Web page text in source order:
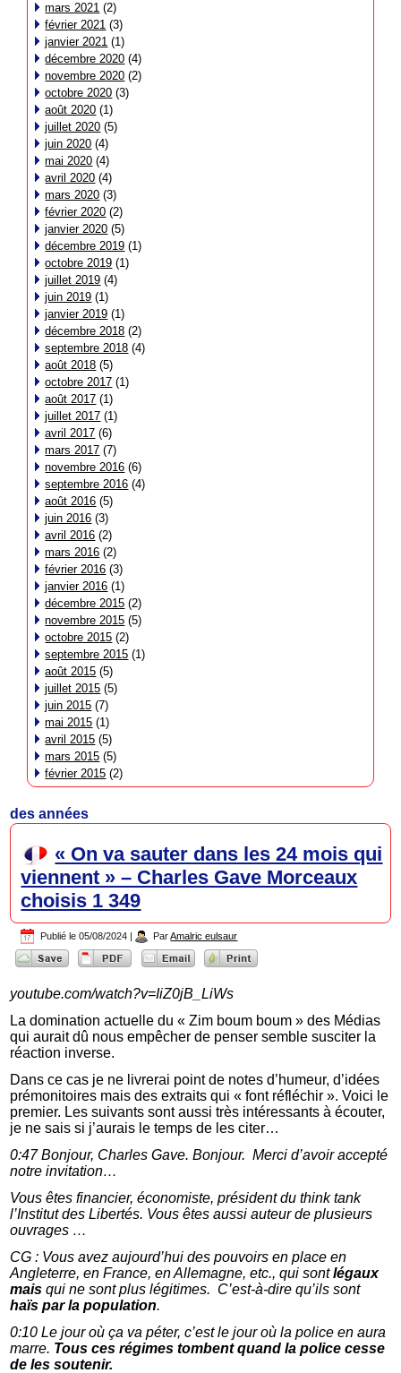
mars 2021 (2)
février 2021 (3)
janvier 2021 (1)
décembre 2020 (4)
novembre 2020 (2)
octobre 2020 (3)
août 2020 (1)
juillet 2020 (5)
juin 2020 (4)
mai 2020 (4)
avril 2020 (4)
mars 2020 (3)
février 2020 (2)
janvier 2020 (5)
décembre 2019 (1)
octobre 2019 (1)
juillet 2019 (4)
juin 2019 (1)
janvier 2019 (1)
décembre 2018 (2)
septembre 2018 (4)
août 2018 (5)
octobre 2017 (1)
août 2017 (1)
juillet 2017 (1)
avril 2017 (6)
mars 2017 (7)
novembre 2016 (6)
septembre 2016 (4)
août 2016 (5)
juin 2016 (3)
avril 2016 (2)
mars 2016 (2)
février 2016 (3)
janvier 2016 (1)
décembre 2015 (2)
novembre 2015 (5)
octobre 2015 (2)
septembre 2015 (1)
août 2015 (5)
juillet 2015 (5)
juin 2015 (7)
mai 2015 (1)
avril 2015 (5)
mars 2015 (5)
février 2015 (2)
des années
« On va sauter dans les 24 mois qui
viennent » – Charles Gave Morceaux
choisis 1 349
Publié le 05/08/2024 | Par Amalric eulsaur
youtube.com/watch?v=IiZ0jB_LiWs
La domination actuelle du « Zim boum boum » des Médias
qui aurait dû nous empêcher de penser semble susciter la
réaction inverse.
Dans ce cas je ne livrerai point de notes d’humeur, d’idées
prémonitoires mais des extraits qui « font réfléchir ». Voici le
premier. Les suivants sont aussi très intéressants à écouter,
je ne sais si j’aurais le temps de les citer…
0:47 Bonjour, Charles Gave. Bonjour. Merci d’avoir accepté
notre invitation…
Vous êtes financier, économiste, président du think tank
l’Institut des Libertés. Vous êtes aussi auteur de plusieurs
ouvrages …
CG : Vous avez aujourd’hui des pouvoirs en place en
Angleterre, en France, en Allemagne, etc., qui sontlégaux
mais qui ne sont plus légitimes. C’est-à-dire qu’ils sont
haïs par la population.
0:10 Le jour où ça va péter, c’est le jour où la police en aura
marre. Tous ces régimes tombent quand la police cesse
de les soutenir.